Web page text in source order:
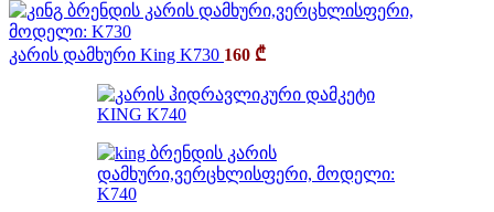
კარის დამხური King K730 160 ₾